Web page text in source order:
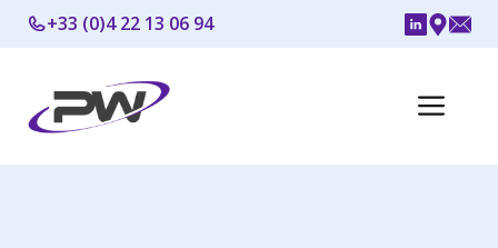
Aller
au
+33 (0)4 22 13 06 94